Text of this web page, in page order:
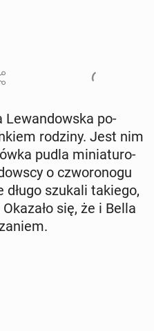
Le­wan­dow­ska po­
rodziny. Jest nim
pudla mi­nia­tu­ro­
o czwo­ro­no­gu
szukali takiego,
się, że i Bella